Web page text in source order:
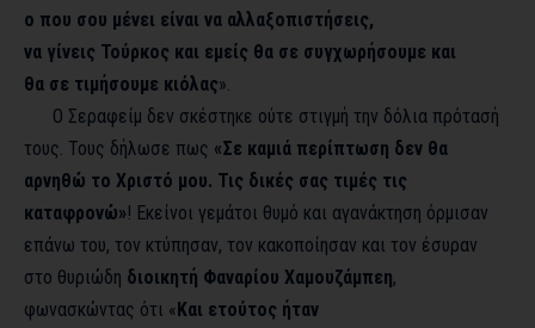
ο που σου μένει είναι να αλλαξοπιστήσεις,
να γίνεις Τούρκος και εμείς θα σε συγχωρήσουμε και
θα σε τιμήσουμε κιόλας».
Ο Σεραφείμ δεν σκέστηκε ούτε στιγμή την δόλια πρότασή
τους. Τους δήλωσε πως «Σε καμιά περίπτωση δεν θα
αρνηθώ το Χριστό μου. Τις δικές σας τιμές τις
καταφρονώ»! Εκείνοι γεμάτοι θυμό και αγανάκτηση όρμισαν
επάνω του, τον κτύπησαν, τον κακοποίησαν και τον έσυραν
στο θυριώδη διοικητή Φαναρίου Χαμουζάμπεη,
φωνασκώντας ότι «Και ετούτος ήταν